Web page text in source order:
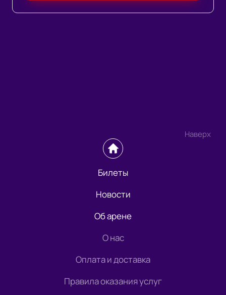
Наверх
Билеты
Новости
Об арене
О нас
Оплата и доставка
Правила оказания услуг